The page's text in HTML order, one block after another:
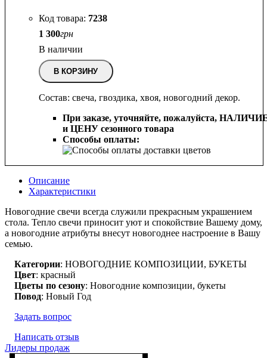
7238
1 300грн
В наличии
В КОРЗИНУ
Состав: свеча, гвоздика, хвоя, новогодний декор.
При заказе, уточняйте, пожалуйста,
и ЦЕНУ сезонного товара
Способы оплаты:
Описание
Характеристики
Новогодние свечи всегда служили прекрасным украшением
стола. Тепло свечи приносит уют и спокойствие Вашему дому,
а новогодние атрибуты внесут новогоднее настроение в Вашу
семью.
Категории: НОВОГОДНИЕ КОМПОЗИЦИИ, БУКЕТЫ
Цвет: красный
Цветы по сезону: Новогодние композиции, букеты
Повод: Новый Год
Задать вопрос
Написать отзыв
Лидеры продаж